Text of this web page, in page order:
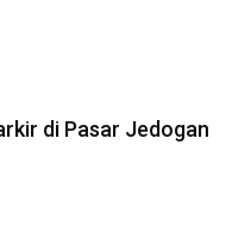
di Pasar Jedogan